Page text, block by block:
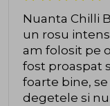
Nuanta Chilli
un rosu
am folosit pe
fost proaspat
foarte bine,
degetele si